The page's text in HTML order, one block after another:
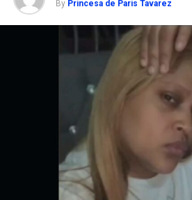
By Princesa de Paris Tavarez